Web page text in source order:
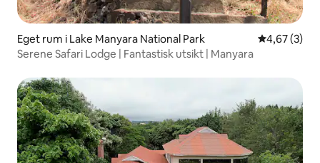
Eget rum i Lake Manyara National Park 4,67 av 5 i
4,67 (3)
Serene Safari Lodge | Fantastisk utsikt | Manyara